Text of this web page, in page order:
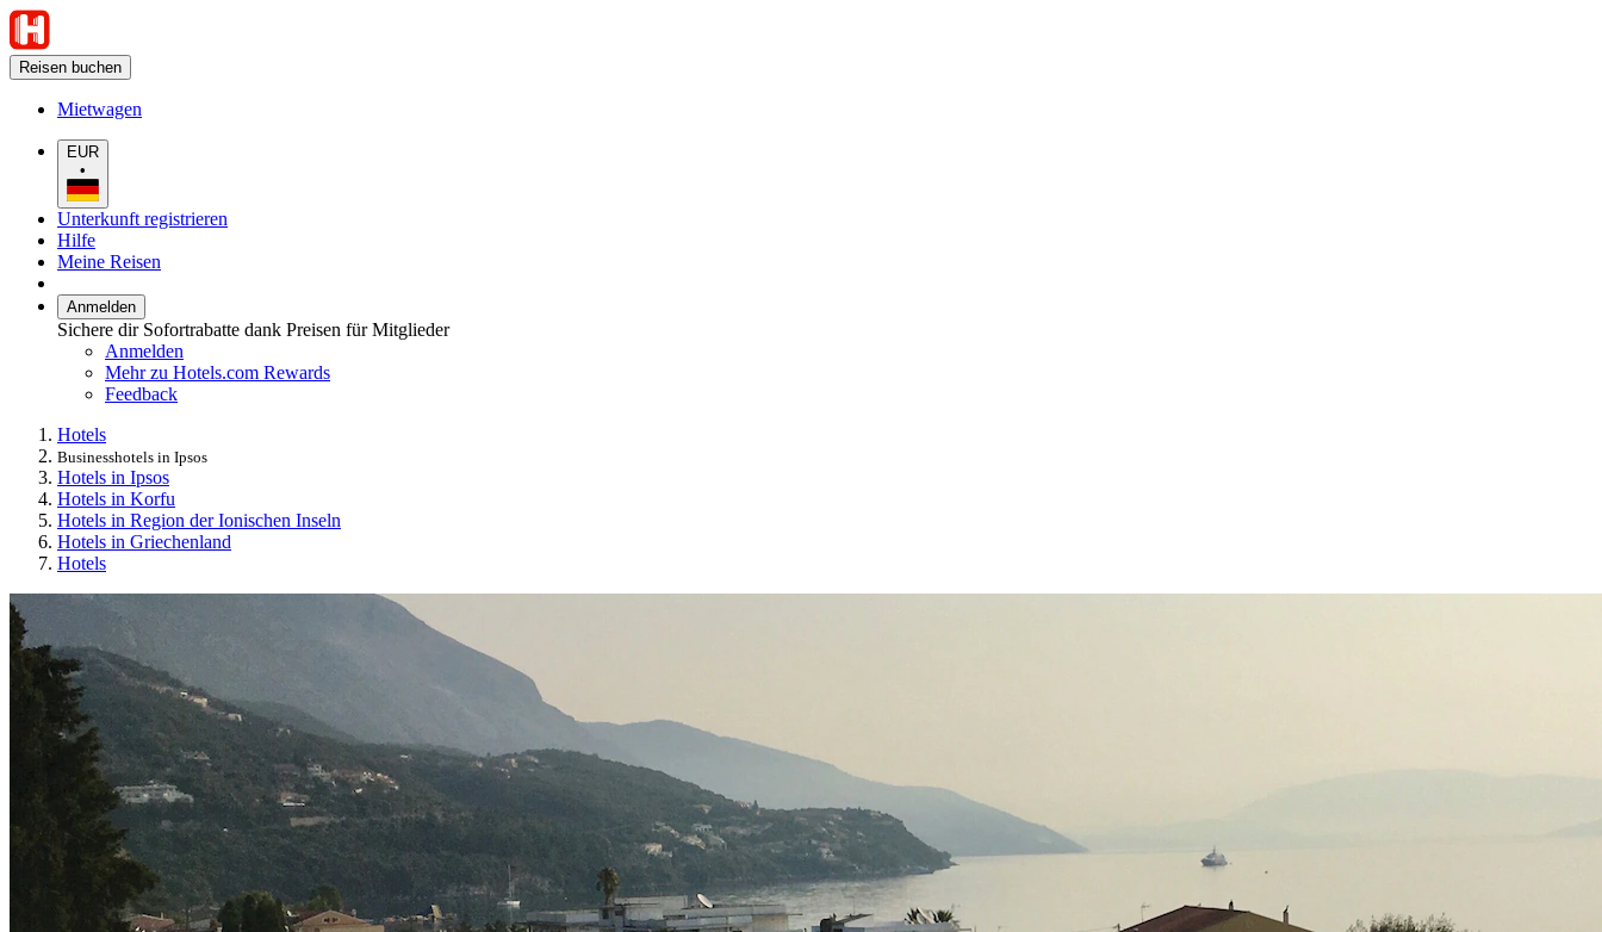
Reisen buchen
Mietwagen
EUR
•
Unterkunft registrieren
Hilfe
Meine Reisen
Anmelden
Sichere dir Sofortrabatte dank Preisen für Mitglieder
Anmelden
Mehr zu Hotels.com Rewards
Feedback
Hotels
Businesshotels in Ipsos
Hotels in Ipsos
Hotels in Korfu
Hotels in Region der Ionischen Inseln
Hotels in Griechenland
Hotels